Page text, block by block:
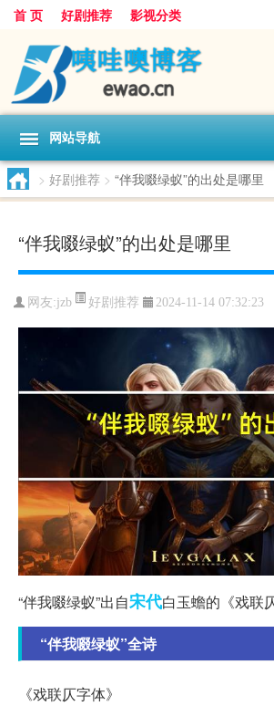
首 页 好剧推荐 影视分类
网站导航
> 好剧推荐 > “伴我啜绿蚁”的出处是哪里
“伴我啜绿蚁”的出处是哪里
网友:jzb 好剧推荐 2024-11-14 07:32:23
“伴我啜绿蚁”出自宋代白玉蟾的《戏联
“伴我啜绿蚁”全诗
《戏联仄字体》